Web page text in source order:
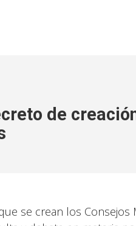
de
se crean los Consejos